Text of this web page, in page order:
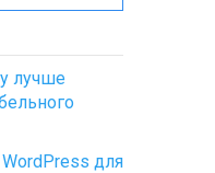
лучше
для